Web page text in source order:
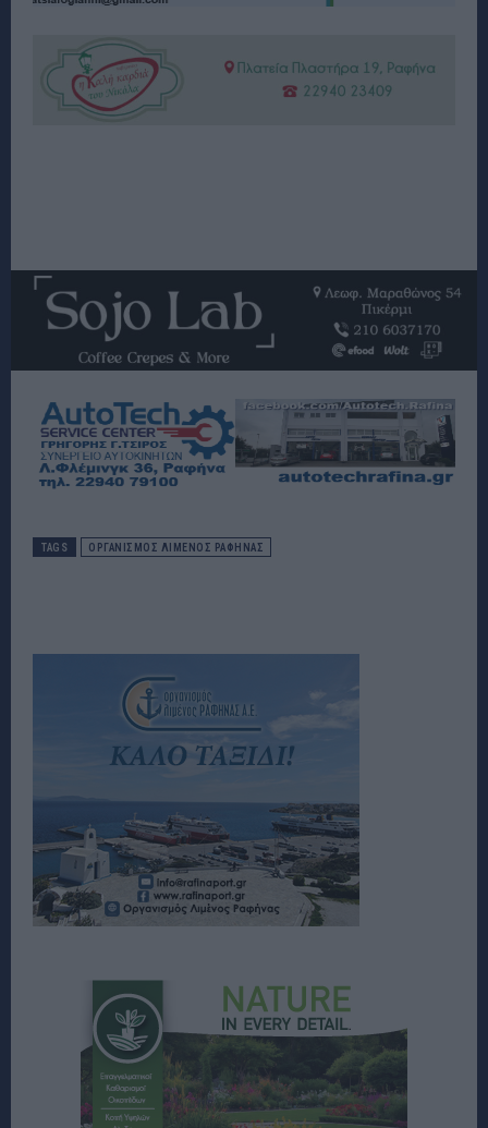
TAGS ΟΡΓΑΝΙΣΜΌΣ ΛΙΜΈΝΟΣ ΡΑΦΉΝΑΣ